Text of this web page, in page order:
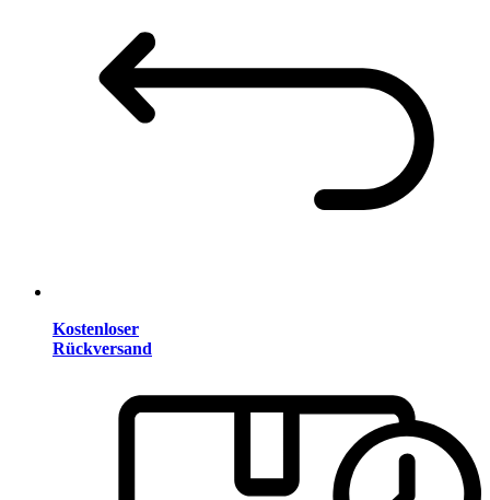
Kostenloser
Rückversand